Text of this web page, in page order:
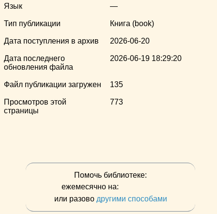
Язык —
Тип публикации Книга (book)
Дата поступления в архив 2026-06-20
Дата последнего
обновления файла
2026-06-19 18:29:20
Файл публикации загружен 135
Просмотров этой
страницы
773
Помочь библиотеке:
ежемесячно на:
или разово другими способами